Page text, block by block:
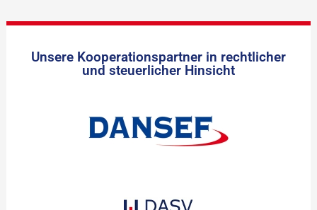
Unsere Kooperationspartner in rechtlicher
und steuerlicher Hinsicht